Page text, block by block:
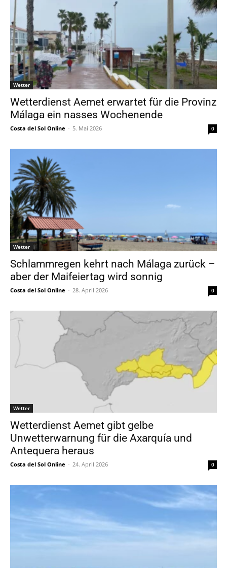
Wetter
Wetterdienst Aemet erwartet für die Provinz
Málaga ein nasses Wochenende
Costa del Sol Online - 5. Mai 2026 0
Wetter
Schlammregen kehrt nach Málaga zurück –
aber der Maifeiertag wird sonnig
Costa del Sol Online - 28. April 2026 0
Wetter
Wetterdienst Aemet gibt gelbe
Unwetterwarnung für die Axarquía und
Antequera heraus
Costa del Sol Online - 24. April 2026 0